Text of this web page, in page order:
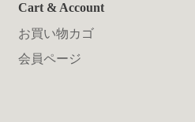
Cart & Account
お買い物カゴ
会員ページ